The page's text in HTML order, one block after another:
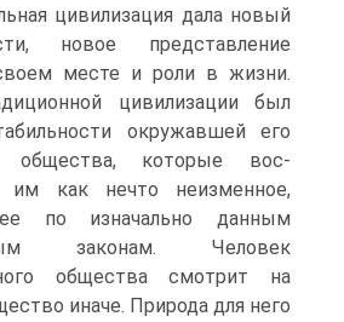
цивилизация дала новый
новое представле­ние
месте и роли в жизни.
цивилизации был
окружавшей его
общества, которые вос­
им как нечто неизменное,
по изначально данным
законам. Человек
общества смотрит на
иначе. Природа для него